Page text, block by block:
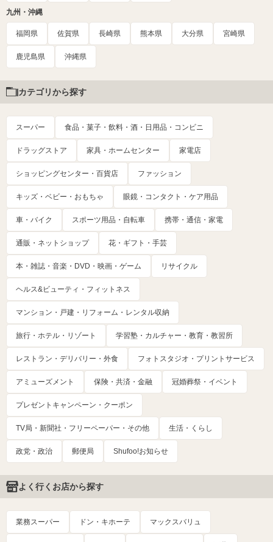
九州・沖縄
福岡県 佐賀県 長崎県 熊本県 大分県 宮崎県
鹿児島県 沖縄県
カテゴリから探す
スーパー 食品・菓子・飲料・酒・日用品・コンビニ
ドラッグストア 家具・ホームセンター 家電店
ショッピングセンター・百貨店 ファッション
キッズ・ベビー・おもちゃ 眼鏡・コンタクト・ケア用品
車・バイク スポーツ用品・自転車 携帯・通信・家電
通販・ネットショップ 花・ギフト・手芸
本・雑誌・音楽・DVD・映画・ゲーム リサイクル
ヘルス&ビューティ・フィットネス
マンション・戸建・リフォーム・レンタル収納
旅行・ホテル・リゾート 学習塾・カルチャー・教育・教習所
レストラン・デリバリー・外食 フォトスタジオ・プリントサービス
アミューズメント 保険・共済・金融 冠婚葬祭・イベント
プレゼントキャンペーン・クーポン
TV局・新聞社・フリーペーパー・その他 生活・くらし
政党・政治 郵便局 Shufoo!お知らせ
よく行くお店から探す
業務スーパー ドン・キホーテ マックスバリュ